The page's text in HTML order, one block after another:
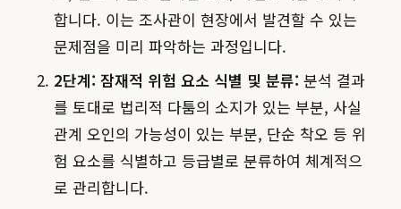
합니다. 이는 조사관이 현장에서 발견할 수 있는
문제점을 미리 파악하는 과정입니다.
2단계: 잠재적 위험 요소 식별 및 분류: 분석 결과
를 토대로 법리적 다툼의 소지가 있는 부분, 사실
관계 오인의 가능성이 있는 부분, 단순 착오 등 위
험 요소를 식별하고 등급별로 분류하여 체계적으
로 관리합니다.